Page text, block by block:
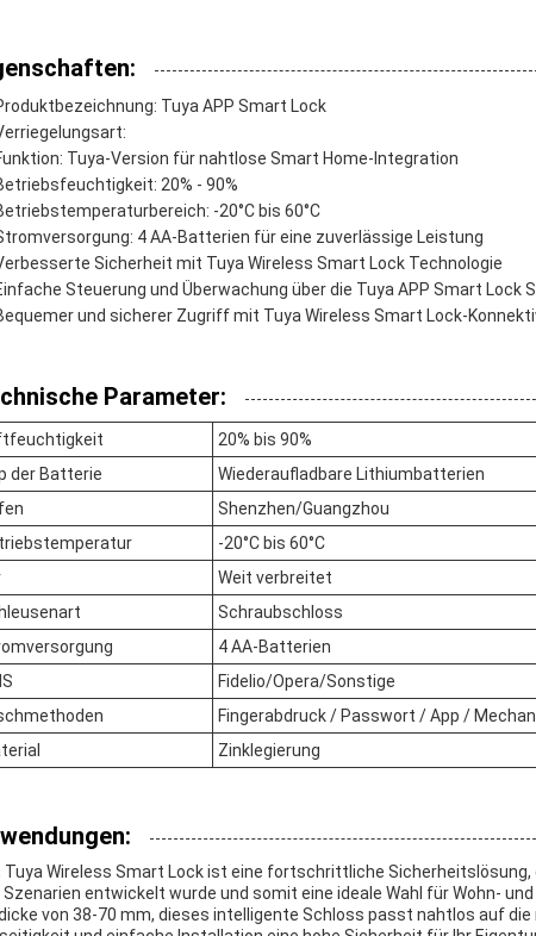
Tuya APP Smart Lock
Tuya-Version für nahtlose Smart Home-Integration
20% - 90%
-20°C bis 60°C
4 AA-Batterien für eine zuverlässige Leistung
Sicherheit mit Tuya Wireless Smart Lock Technologie
Steuerung und Überwachung über die Tuya APP Smart Lock
und sicherer Zugriff mit Tuya Wireless Smart Lock-
Parameter:
20% bis 90%
der Batterie
Wiederaufladbare Lithiumbatterien
Shenzhen/Guangzhou
-20°C bis 60°C
Weit verbreitet
Schraubschloss
4 AA-Batterien
Fidelio/Opera/Sonstige
Fingerabdruck / Passwort / App /
Zinklegierung
Tuya Wireless Smart Lock ist eine fortschrittliche Sicherheitslösung,
Szenarien entwickelt wurde und somit eine ideale Wahl für Wohn-
von 38-70 mm, dieses intelligente Schloss passt nahtlos auf